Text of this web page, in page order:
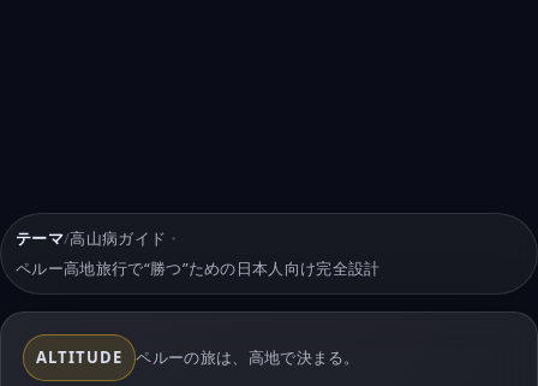
テーマ/高山病ガイド ・
ペルー高地旅行で“勝つ”ための日本人向け完全設計
ALTITUDE ペルーの旅は、高地で決まる。